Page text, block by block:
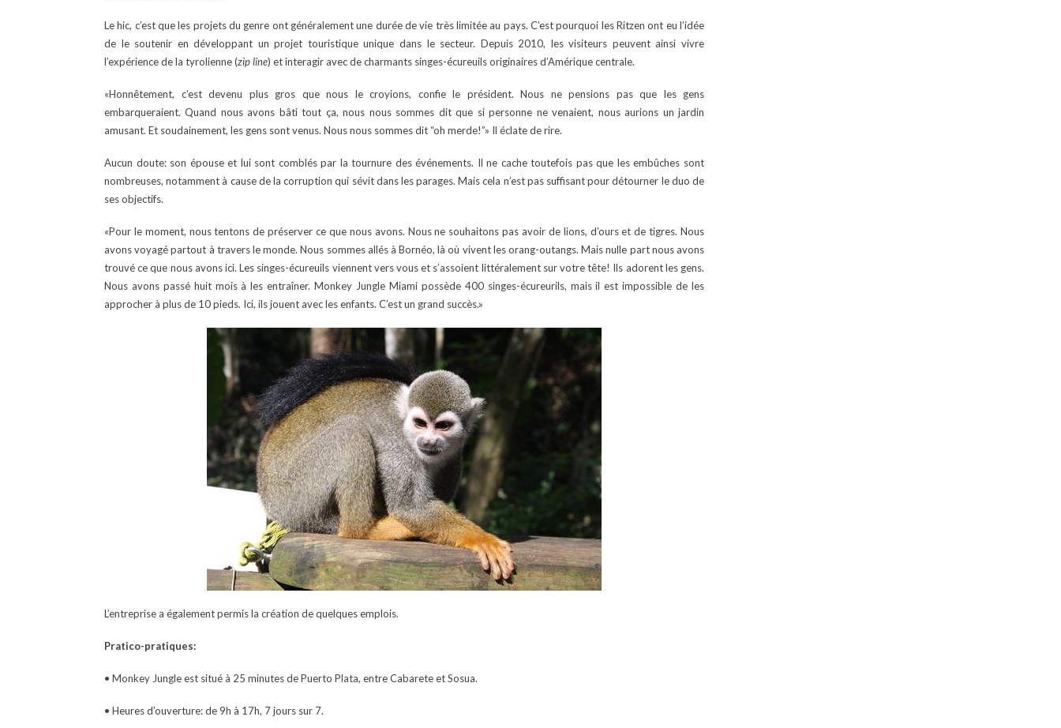
Le hic, c’est que les projets du genre ont généralement une durée de vie très limitée au pays. C’est pourquoi les Ritzen ont eu l’idée
de le soutenir en développant un projet touristique unique dans le secteur. Depuis 2010, les visiteurs peuvent ainsi vivre
l’expérience de la tyrolienne (zip line) et interagir avec de charmants singes-écureuils originaires d’Amérique centrale.
«Honnêtement, c’est devenu plus gros que nous le croyions, confie le président. Nous ne pensions pas que les gens
embarqueraient. Quand nous avons bâti tout ça, nous nous sommes dit que si personne ne venaient, nous aurions un jardin
amusant. Et soudainement, les gens sont venus. Nous nous sommes dit “oh merde!”» Il éclate de rire.
Aucun doute: son épouse et lui sont comblés par la tournure des événements. Il ne cache toutefois pas que les embûches sont
nombreuses, notamment à cause de la corruption qui sévit dans les parages. Mais cela n’est pas suffisant pour détourner le duo de
ses objectifs.
«Pour le moment, nous tentons de préserver ce que nous avons. Nous ne souhaitons pas avoir de lions, d’ours et de tigres. Nous
avons voyagé partout à travers le monde. Nous sommes allés à Bornéo, là où vivent les orang-outangs. Mais nulle part nous avons
trouvé ce que nous avons ici. Les singes-écureuils viennent vers vous et s’assoient littéralement sur votre tête! Ils adorent les gens.
Nous avons passé huit mois à les entraîner. Monkey Jungle Miami possède 400 singes-écureurils, mais il est impossible de les
approcher à plus de 10 pieds. Ici, ils jouent avec les enfants. C’est un grand succès.»
L’entreprise a également permis la création de quelques emplois.
Pratico-pratiques:
• Monkey Jungle est situé à 25 minutes de Puerto Plata, entre Cabarete et Sosua.
• Heures d’ouverture: de 9h à 17h, 7 jours sur 7.